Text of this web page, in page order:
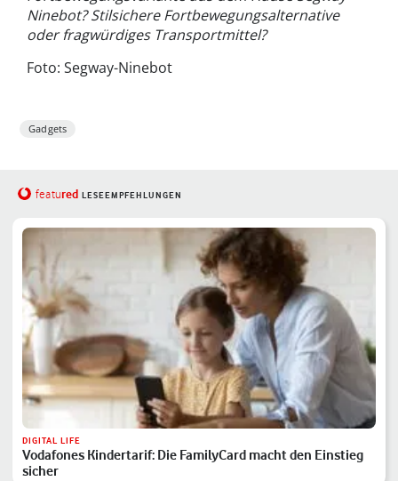
Ninebot? Stilsichere Fortbewegungsalternative
oder fragwürdiges Transportmittel?
Foto: Segway-Ninebot
Gadgets
featured LESEEMPFEHLUNGEN
DIGITAL LIFE
Vodafones Kindertarif: Die FamilyCard macht den Einstieg
sicher